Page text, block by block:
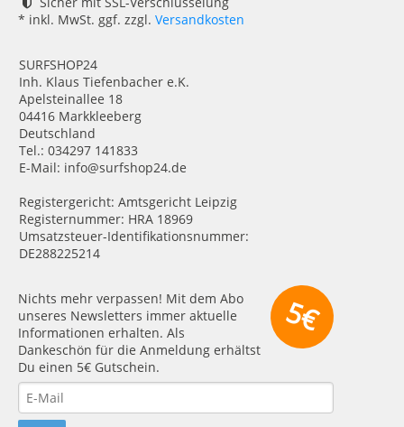
* inkl. MwSt. ggf. zzgl. Versandkosten
SURFSHOP24
Inh. Klaus Tiefenbacher e.K.
Apelsteinallee 18
04416 Markkleeberg
Deutschland
Tel.: 034297 141833
E-Mail: info@surfshop24.de
Registergericht: Amtsgericht Leipzig
Registernummer: HRA 18969
Umsatzsteuer-Identifikationsnummer:
DE288225214
5€
Nichts mehr verpassen! Mit dem Abo
unseres Newsletters immer aktuelle
Informationen erhalten. Als
Dankeschön für die Anmeldung erhältst
Du einen 5€ Gutschein.